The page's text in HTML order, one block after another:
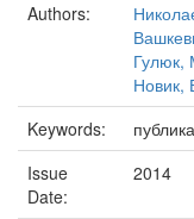
Authors:
Гулюк,
Новик,
Keywords:
Issue
Date:
2014